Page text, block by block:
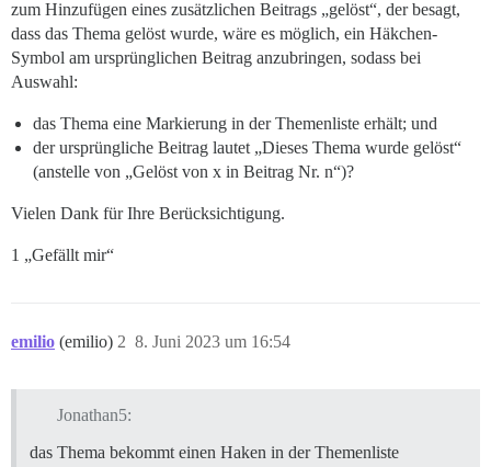
zum Hinzufügen eines zusätzlichen Beitrags „gelöst“, der besagt,
dass das Thema gelöst wurde, wäre es möglich, ein Häkchen-
Symbol am ursprünglichen Beitrag anzubringen, sodass bei
Auswahl:
das Thema eine Markierung in der Themenliste erhält; und
der ursprüngliche Beitrag lautet „Dieses Thema wurde gelöst“
(anstelle von „Gelöst von x in Beitrag Nr. n“)?
Vielen Dank für Ihre Berücksichtigung.
1 „Gefällt mir“
emilio (emilio) 8. Juni 2023 um 16:54
2
Jonathan5:
das Thema bekommt einen Haken in der Themenliste